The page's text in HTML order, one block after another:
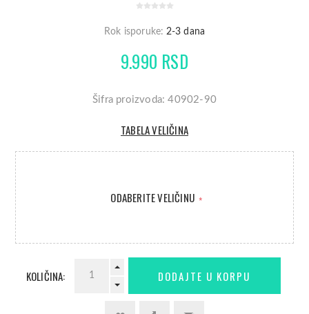
Rok isporuke: 2-3 dana
9.990 RSD
Šifra proizvoda: 40902-90
TABELA VELIČINA
ODABERITE VELIČINU *
KOLIČINA: